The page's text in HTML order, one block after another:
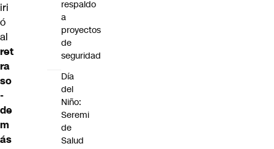
iri
ó
al
ret
ra
so
-
de
m
ás
respaldo
a
proyectos
de
seguridad
Día
del
Niño:
Seremi
de
Salud